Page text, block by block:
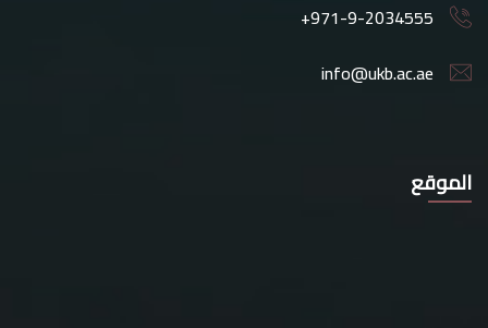
+971-9-2034555
info@ukb.ac.ae
الموقع